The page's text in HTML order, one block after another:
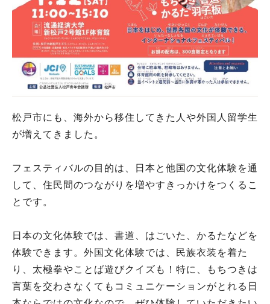
松戸市にも、海外から移住してきた人や外国人留学生
が増えてきました。
フェスティバルの目的は、日本と他国の文化体験を通
して、住民間のつながりを増やすきっかけをつくるこ
とです。
日本の文化体験では、書道、はごいた、かるたなどを
体験できます。外国文化体験では、民族衣装を着た
り、太極拳やことば遊びクイズも！特に、もちつきは
言葉を交わさなくてもコミュニケーションがとれる日